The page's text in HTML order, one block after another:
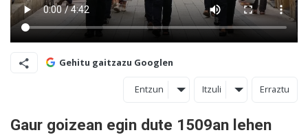
Gehitu gaitzazu Googlen
Entzun Itzuli Erraztu
Gaur goizean egin dute 1509an lehen